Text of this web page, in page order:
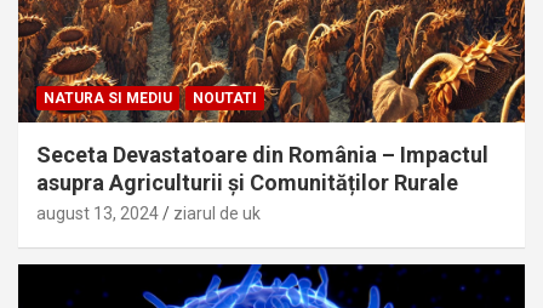
NATURA SI MEDIU NOUTATI
Seceta Devastatoare din România – Impactul
asupra Agriculturii și Comunităților Rurale
august 13, 2024 ziarul de uk